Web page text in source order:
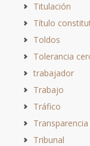
Titulación
Título
Toldos
Tolerancia
trabajador
Trabajo
Tráfico
Transparencia
Tribunal